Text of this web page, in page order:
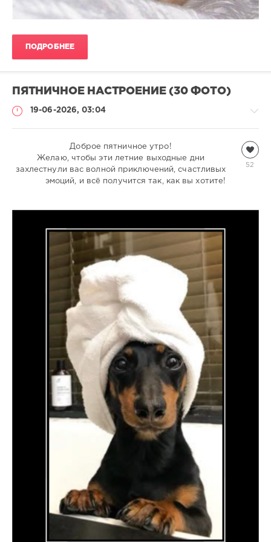
ПОДРОБНЕЕ
ПЯТНИЧНОЕ НАСТРОЕНИЕ (30 ФОТО)
19-06-2026, 03:04
всячина
natalja
52
Доброе пятничное утро!
Желаю, чтобы эти летние выходные дни
захлестнули вас волной приключений, счастливых
эмоций, и всё получится так, как вы хотите!